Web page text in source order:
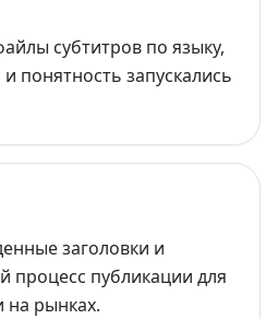
субтитров по языку,
понятность запускались
заголовки и
процесс публикации для
на рынках.